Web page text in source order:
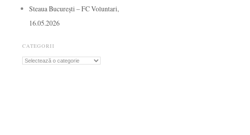
Steaua București – FC Voluntari,
16.05.2026
CATEGORII
Categorii